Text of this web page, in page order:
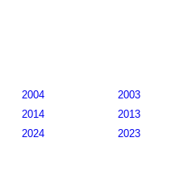
2004 2003
2014 2013
2024 2023